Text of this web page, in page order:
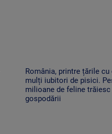
România, printre țările cu
mulți iubitori de pisici.
milioane de feline trăiesc
gospodării